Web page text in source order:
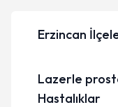
kapsamda
Erzincan
Lazerle
Hastalıklar